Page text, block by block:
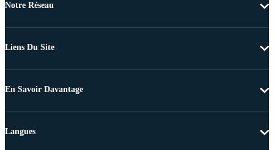
Notre Réseau
Liens Du Site
En Savoir Davantage
Langues